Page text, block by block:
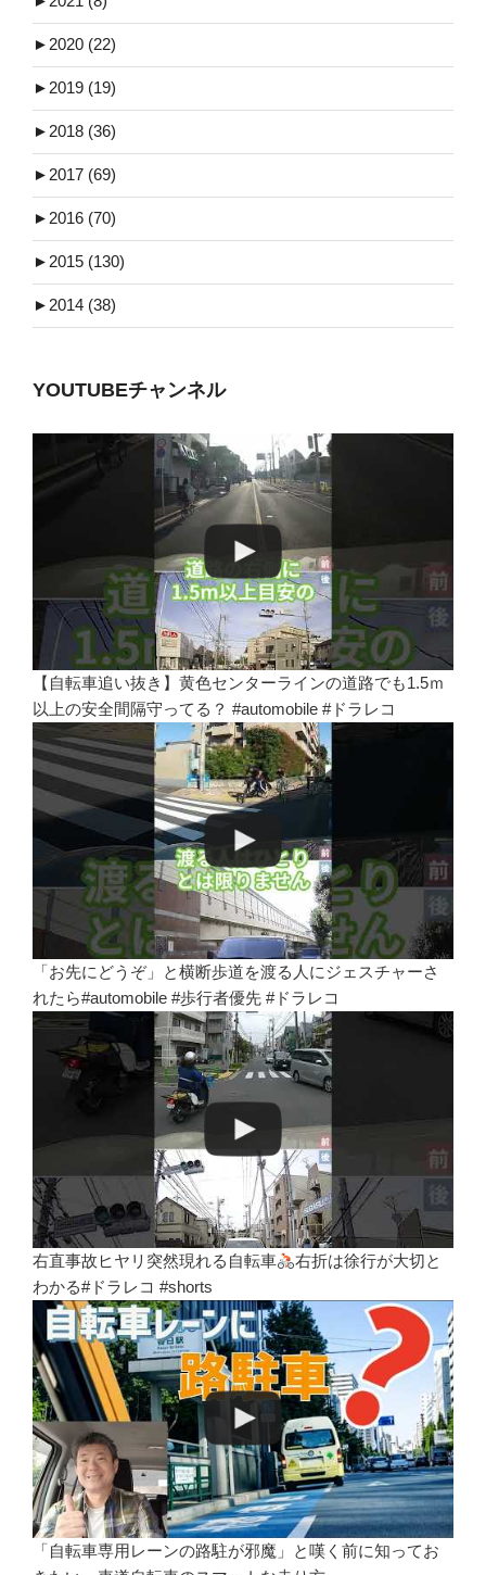
► 2020 (22)
► 2019 (19)
► 2018 (36)
► 2017 (69)
► 2016 (70)
► 2015 (130)
► 2014 (38)
YOUTUBEチャンネル
【自転車追い抜き】黄色センターラインの道路でも1.5ｍ
以上の安全間隔守ってる？ #automobile #ドラレコ
「お先にどうぞ」と横断歩道を渡る人にジェスチャーさ
れたら#automobile #歩行者優先 #ドラレコ
右直事故ヒヤリ突然現れる自転車
右折は徐行が大切と
わかる#ドラレコ #shorts
「自転車専用レーンの路駐が邪魔」と嘆く前に知ってお